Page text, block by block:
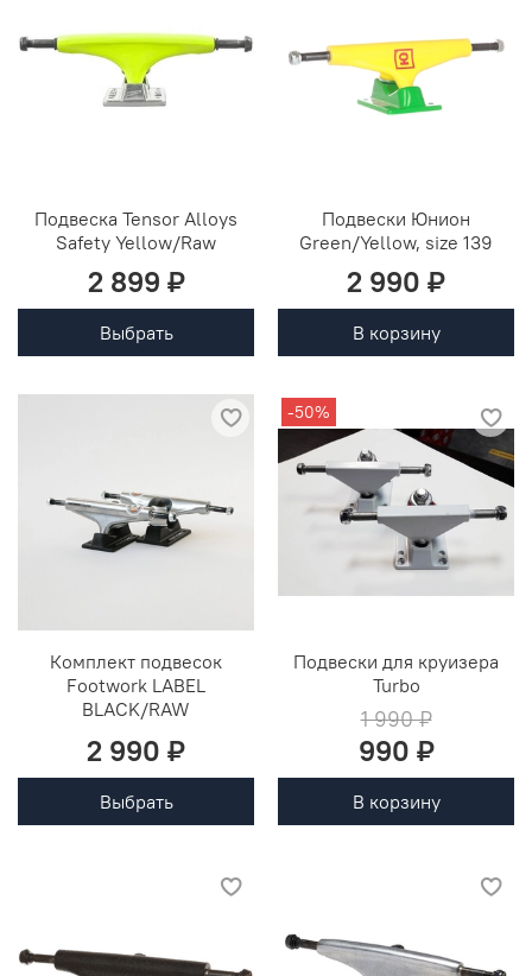
Подвеска Tensor Alloys
Safety Yellow/Raw
2 899 ₽
Выбрать
Подвески Юнион
Green/Yellow, size 139
2 990 ₽
В корзину
Комплект подвесок
Footwork LABEL
BLACK/RAW
2 990 ₽
Выбрать
-50%
Подвески для круизера
Turbo
1 990 ₽
990 ₽
В корзину